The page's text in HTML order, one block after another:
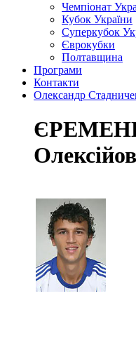
Чемпіонат
Кубок України
Суперкубок
Єврокубки
Полтавщина
Програми
Контакти
Олександр